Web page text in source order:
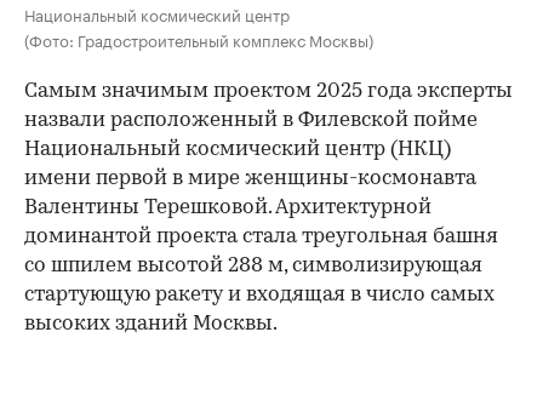
Национальный космический центр
(Фото: Градостроительный комплекс Москвы)
00:00 / 00:00
Самым значимым проектом 2025 года эксперты
назвали расположенный в Филевской пойме
Национальный космический центр (НКЦ)
имени первой в мире женщины-космонавта
Валентины Терешковой. Архитектурной
доминантой проекта стала треугольная башня
со шпилем высотой 288 м, символизирующая
стартующую ракету и входящая в число самых
высоких зданий Москвы.